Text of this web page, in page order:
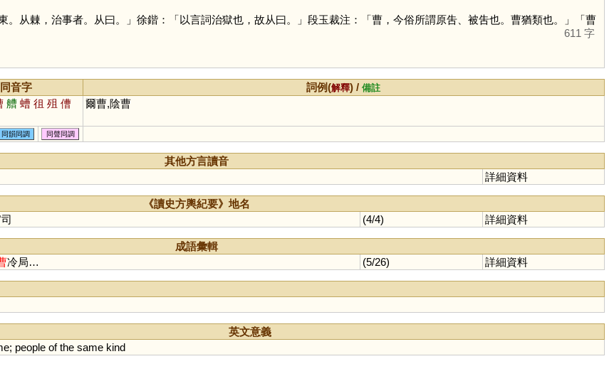
从㯥，治事者。从曰。」徐鍇：「以言詞治獄也，故从曰。」段玉裁注：「曹，今俗所謂原吿、被吿也。曹猶類也。」「曹
611 字
同音字 詞例(解釋) /備註
艚 螬 徂 殂 傮
爾曹,陰曹
同韻同調 同聲同調
其他方言讀音
詳細資料
《讀史方輿紀要》地名
(4/4) 詳細資料
成語彙輯
冷局… (5/26) 詳細資料
英文意義
; people of the same kind